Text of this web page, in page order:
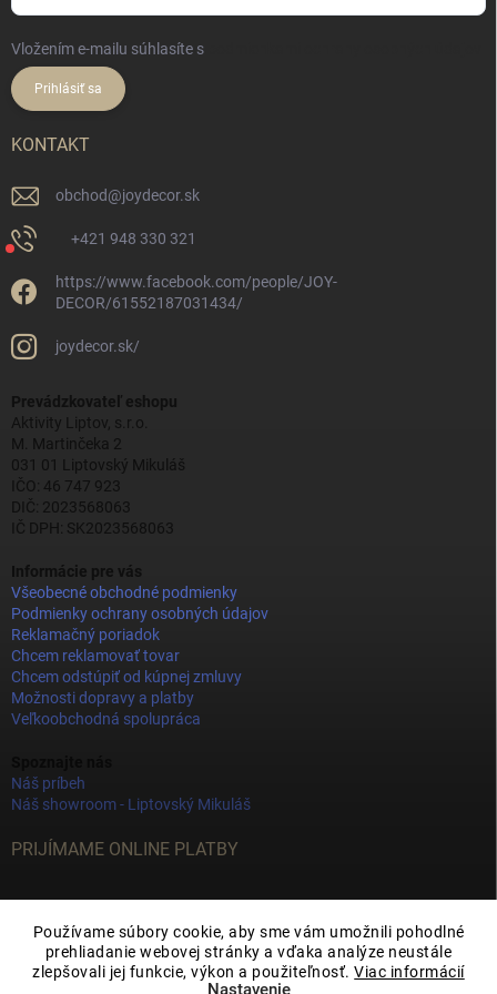
Používame súbory cookie, aby sme vám umožnili pohodlné
prehliadanie webovej stránky a vďaka analýze neustále
zlepšovali jej funkcie, výkon a použiteľnosť.Viac informácií
Nastavenie
Vložením e-mailu súhlasíte s
Prihlásiť sa
KONTAKT
obchod@joydecor.sk
+421 948 330 321
https://www.facebook.com/people/JOY-
DECOR/61552187031434/
joydecor.sk/
Prevádzkovateľ eshopu
Aktivity Liptov, s.r.o.
M. Martinčeka 2
031 01 Liptovský Mikuláš
IČO: 46 747 923
DIČ: 2023568063
IČ DPH: SK2023568063
Informácie pre vás
Všeobecné obchodné podmienky
Podmienky ochrany osobných údajov
Reklamačný poriadok
Chcem reklamovať tovar
Chcem odstúpiť od kúpnej zmluvy
Možnosti dopravy a platby
Veľkoobchodná spolupráca
Náš príbeh
Náš showroom - Liptovský Mikuláš
PRIJÍMAME ONLINE PLATBY